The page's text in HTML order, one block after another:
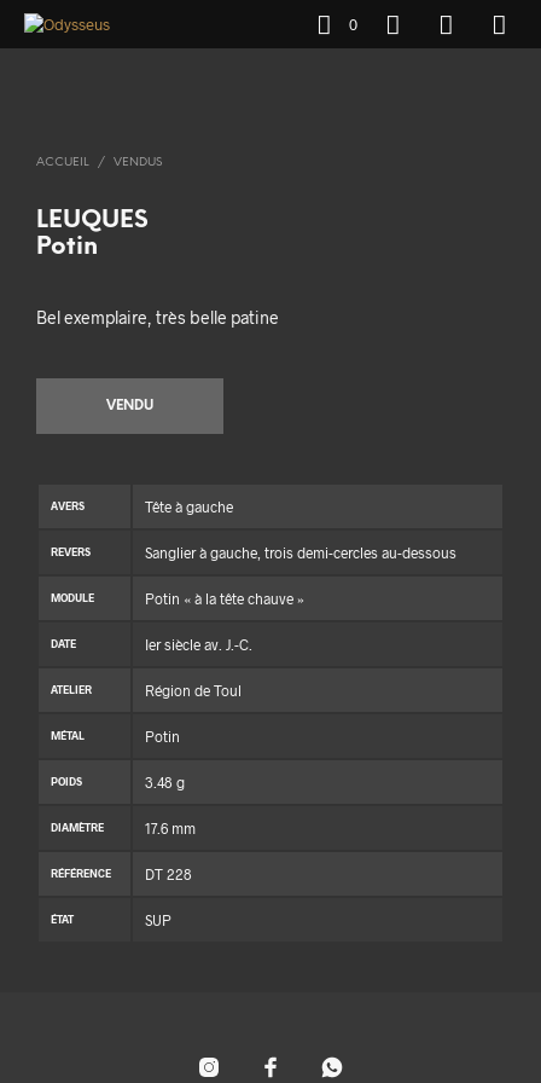
0
ACCUEIL / VENDUS
LEUQUES
Potin
Bel exemplaire, très belle patine
VENDU
AVERS Tête à gauche
REVERS Sanglier à gauche, trois demi-cercles au-dessous
MODULE Potin « à la tête chauve »
DATE Ier siècle av. J.-C.
ATELIER Région de Toul
MÉTAL Potin
POIDS 3.48 g
DIAMÈTRE 17.6 mm
RÉFÉRENCE DT 228
ÉTAT SUP